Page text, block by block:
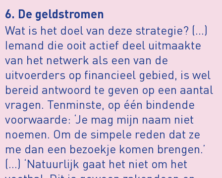
6. De geldstromen
Wat is het doel van deze strategie? (…)
Iemand die ooit actief deel uitmaakte
van het netwerk als een van de
uitvoerders op financieel gebied, is wel
bereid antwoord te geven op een aantal
vragen. Tenminste, op één bindende
voorwaarde: ‘Je mag mijn naam niet
noemen. Om de simpele reden dat ze
me dan een bezoekje komen brengen.’
(…) ‘Natuurlijk gaat het niet om het